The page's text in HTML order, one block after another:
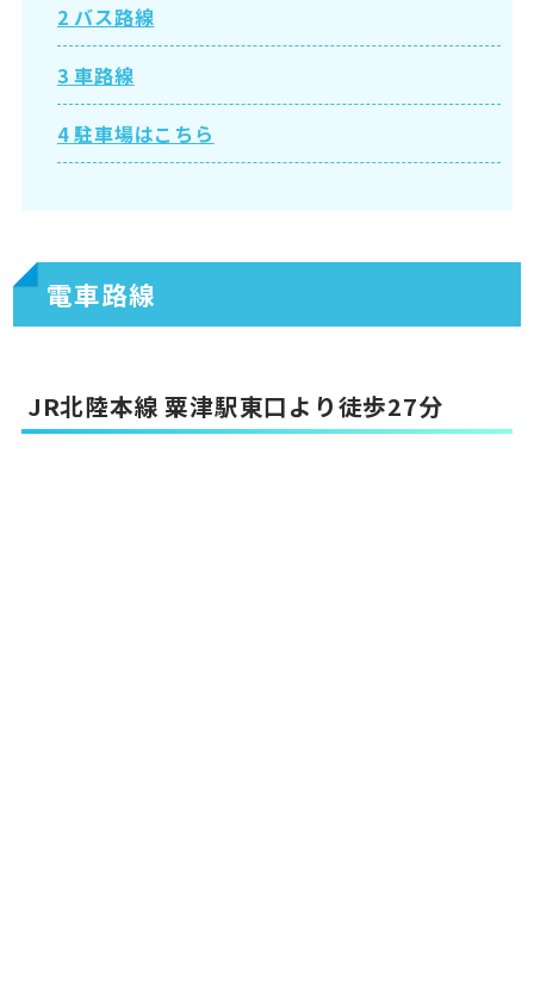
2 バス路線
3 車路線
4駐車場はこちら
電車路線
JR北陸本線 粟津駅東口より徒歩27分